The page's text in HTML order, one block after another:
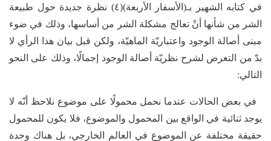
في كتابه الشهير بـ(الأسفار الأربعة)(٤) نظرة جديدة حول طبيعة
الشر من شأنها أنْ تعالج مشكلة الشر من أساسها، وذلك في ضوء
مبنى أصالة الوجود واعتباريّة الماهيّة، ولكن قبل بيان هذا الرأي لا
بدّ من التعرض لشرح نظريّة أصالة الوجود إجمالًا، وذلك على النحو
التالي:
في بعض الحالات عندما نحمل محمولًا على موضوع نلاحظ أنّه لا
يوجد ثنائية في الواقع بين المحمول والموضوع، فلا يكون للمحمول
حقيقة مختلفة عن الموضوع في العالم الخارجي، بل هناك وحدة